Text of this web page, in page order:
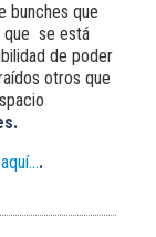
bunches que
que se está
de poder
otros que
.